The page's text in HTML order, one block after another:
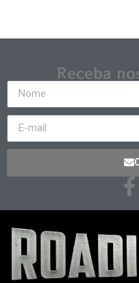
Receba